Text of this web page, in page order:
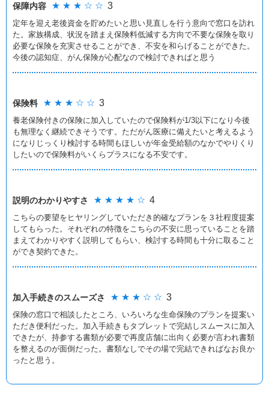
保障内容 ★ ★ ★ ☆ ☆ 3
定年を迎え老後資金を貯めたいと思い見直しを行う意向で窓口を訪れ
た。家族構成、状況を踏まえ保険料低減する方向で不要な保険を取り
必要な保険を充実させることができ、不安を和らげることができた。
今後の認知症、がん保険が心配なので検討できればと思う
保険料 ★ ★ ★ ☆ ☆ 3
養老保険付きの保険に加入していたので保険料が1/3以下になり今後
も無理なく継続できそうです。ただがん医療に備えたいと考えるよう
になりじっくり検討する時間もほしいが年金受給額のなかでやりくり
したいので保険料がいくらプラスになる不安です。
説明のわかりやすさ ★ ★ ★ ★ ☆ 4
こちらの要望をヒヤリングしていただき的確なプランを３社程度提案
してもらった。それぞれの特徴をこちらの不安に思っていることを踏
まえてわかりやすく説明してもらい、検討する時間も十分に取ること
ができ契約できた。
加入手続きのスムーズさ ★ ★ ★ ☆ ☆ 3
保険の窓口で相談したところ、いろいろな生命保険のプランを提案い
ただき便利だった。加入手続きもタブレットで完結しスムースに加入
できたが、持参する書類が必要で再度店舗に出向く必要が言われ書類
を整えるのが面倒だった。書類なしでその場で完結できればなお良か
ったと思う。